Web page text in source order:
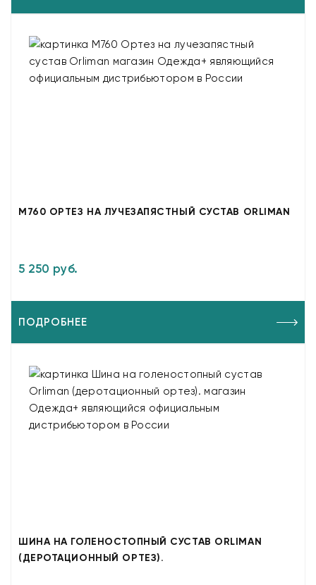
M760 ОРТЕЗ НА ЛУЧЕЗАПЯСТНЫЙ СУСТАВ ORLIMAN
5 250 руб.
ПОДРОБНЕЕ
ШИНА НА ГОЛЕНОСТОПНЫЙ СУСТАВ ORLIMAN
(ДЕРОТАЦИОННЫЙ ОРТЕЗ).